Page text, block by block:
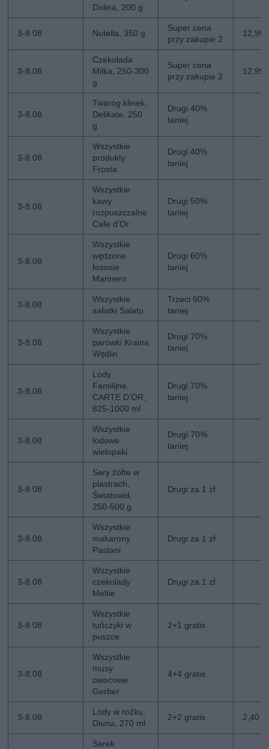
Dolina, 200 g
3-8.08 Nutella, 350 g
Super cena
przy zakupie 2
12,99
3-8.08
Czekolada
Milka, 250-300
g
Super cena
przy zakupie 2
12,99
3-8.08
Twaróg klinek,
Delikate, 250
g
Drugi 40%
taniej
3-8.08
Wszystkie
produkty
Frosta
Drugi 40%
taniej
3-8.08
Wszystkie
kawy
rozpuszczalne
Cafe d’Or
Drugi 50%
taniej
3-8.08
Wszystkie
wędzone
łososie
Marinero
Drugi 60%
taniej
3-8.08
Wszystkie
sałatki Salato
Trzeci 60%
taniej
3-8.08
Wszystkie
parówki Kraina
Wędlin
Drugi 70%
taniej
3-8.08
Lody
Familijne,
CARTE D’OR,
825-1000 ml
Drugi 70%
taniej
3-8.08
Wszystkie
lodowe
wielopaki
Drugi 70%
taniej
3-8.08
Sery żółte w
plastrach,
Światowid,
250-500 g
Drugi za 1 zł
3-8.08
Wszystkie
makarony
Pastani
Drugi za 1 zł
3-8.08
Wszystkie
czekolady
Meltie
Drugi za 1 zł
3-8.08
Wszystkie
tuńczyki w
puszce
2+1 gratis
3-8.08
Wszystkie
musy
owocowe
Gerber
4+4 gratis
3-8.08
Lody w rożku,
Diuna, 270 ml
2+2 gratis 2,40
Serek